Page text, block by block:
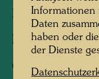
La Pacaudière,
Fotograf: Martin
Copyright:
Informationen
Daten
haben oder
der Dienste